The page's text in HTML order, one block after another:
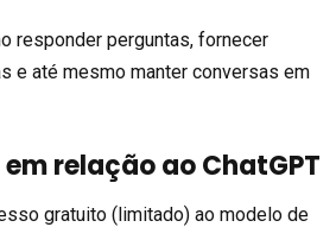
responder perguntas, fornecer
e até mesmo manter conversas em
relação ao ChatGPT
gratuito (limitado) ao modelo de